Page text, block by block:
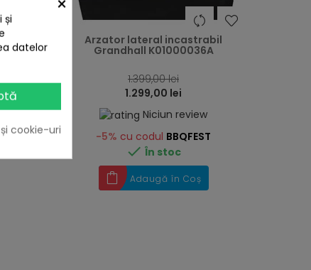
heart
44,8
heart
Arzator lateral incastrabil
Grandhall K01000036A
1.399,00 lei
1.299,00 lei
Niciun review
-5% cu codul BBQFEST
 În stoc
Adaugă în Coș
și
datelor
cookie-uri